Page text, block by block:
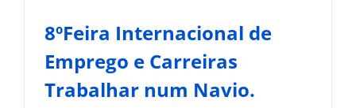
8ºFeira Internacional de
Emprego e Carreiras
Trabalhar num Navio.